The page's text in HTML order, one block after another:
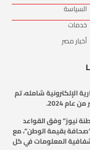
السياسة
خدمات
أخبار مصر
الإلكترونية شامله، تم
نيوز” وفق القواعد
بقيمة الوطن”، مع
المعلومات في كل